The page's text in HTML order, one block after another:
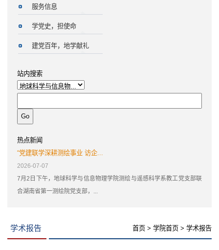
服务信息
学党史，担使命
建党百年，地学献礼
站内搜索
热点新闻
“党建联学深耕测绘事业 访企...
2026-07-07
7月2日下午，地球科学与信息物理学院测绘与遥感科学系教工党支部联
合湖南省第一测绘院党支部，...
学术报告 首页 > 学院首页 > 学术报告